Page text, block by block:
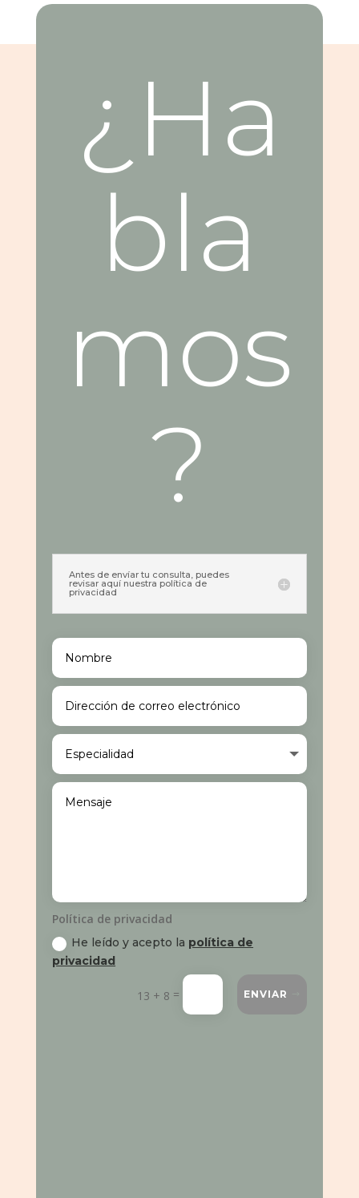
¿Ha
bla
mos
?
Antes de envíar tu consulta, puedes
revisar aquí nuestra política de
privacidad
Política de privacidad
He leído y acepto la política de
privacidad
13 + 8 = ENVIAR